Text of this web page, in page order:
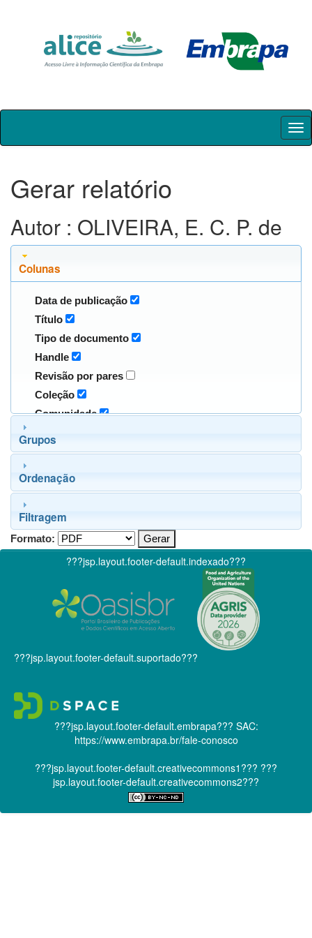
Skip
Gerar relatório
Autor : OLIVEIRA, E. C. P. de
Colunas
Data de publicação
Título
Tipo de documento
Handle
Revisão por pares
Coleção
Comunidade
Grupos
Ordenação
Filtragem
Formato:
???jsp.layout.footer-default.indexado???
???jsp.layout.footer-default.suportado???
???jsp.layout.footer-default.embrapa??? SAC:
https://www.embrapa.br/fale-conosco
???jsp.layout.footer-default.creativecommons1??? ???
jsp.layout.footer-default.creativecommons2???